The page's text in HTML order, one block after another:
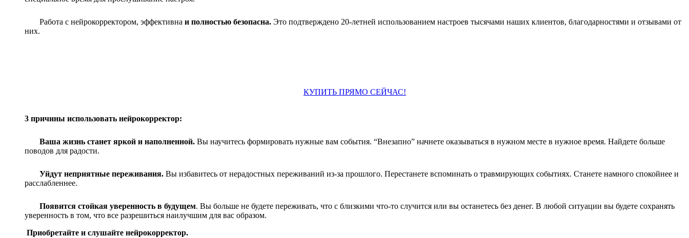
Работа с нейрокорректором, эффективна и полностью безопасна. Это подтверждено 20-летней использованием настроев тысячами наших клиентов, благодарностями и отзывами от
них.
КУПИТЬ ПРЯМО СЕЙЧАС!
3 причины использовать нейрокорректор:
Ваша жизнь станет яркой и наполненной. Вы научитесь формировать нужные вам события. “Внезапно” начнете оказываться в нужном месте в нужное время. Найдете больше
поводов для радости.
Уйдут неприятные переживания. Вы избавитесь от нерадостных переживаний из-за прошлого. Перестанете вспоминать о травмирующих событиях. Станете намного спокойнее и
расслабленнее.
Появится стойкая уверенность в будущем. Вы больше не будете переживать, что с близкими что-то случится или вы останетесь без денег. В любой ситуации вы будете сохранять
уверенность в том, что все разрешиться наилучшим для вас образом.
Приобретайте и слушайте нейрокорректор.